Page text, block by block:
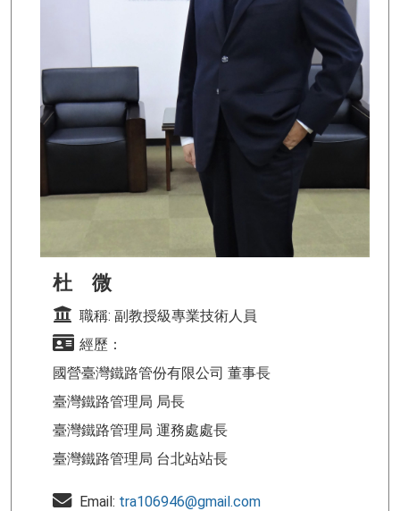
杜 微
職稱: 副教授級專業技術人員
經歷：
國營臺灣鐵路管份有限公司 董事長
臺灣鐵路管理局 局長
臺灣鐵路管理局 運務處處長
臺灣鐵路管理局 台北站站長
Email: tra106946@gmail.com